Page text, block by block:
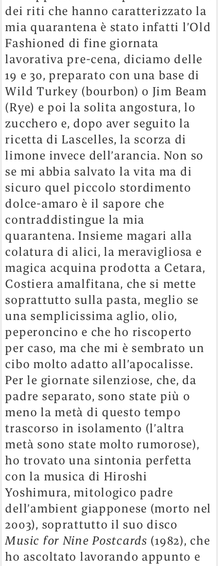
dei riti che hanno caratterizzato la
mia quarantena è stato infatti l’Old
Fashioned di fine giornata
lavorativa pre-cena, diciamo delle
19 e 30, preparato con una base di
Wild Turkey (bourbon) o Jim Beam
(Rye) e poi la solita angostura, lo
zucchero e, dopo aver seguito la
ricetta di Lascelles, la scorza di
limone invece dell’arancia. Non so
se mi abbia salvato la vita ma di
sicuro quel piccolo stordimento
dolce-amaro è il sapore che
contraddistingue la mia
quarantena. Insieme magari alla
colatura di alici, la meravigliosa e
magica acquina prodotta a Cetara,
Costiera amalfitana, che si mette
soprattutto sulla pasta, meglio se
una semplicissima aglio, olio,
peperoncino e che ho riscoperto
per caso, ma che mi è sembrato un
cibo molto adatto all’apocalisse.
Per le giornate silenziose, che, da
padre separato, sono state più o
meno la metà di questo tempo
trascorso in isolamento (l’altra
metà sono state molto rumorose),
ho trovato una sintonia perfetta
con la musica di Hiroshi
Yoshimura, mitologico padre
dell’ambient giapponese (morto nel
2003), soprattutto il suo disco
Music for Nine Postcards (1982), che
ho ascoltato lavorando appunto e